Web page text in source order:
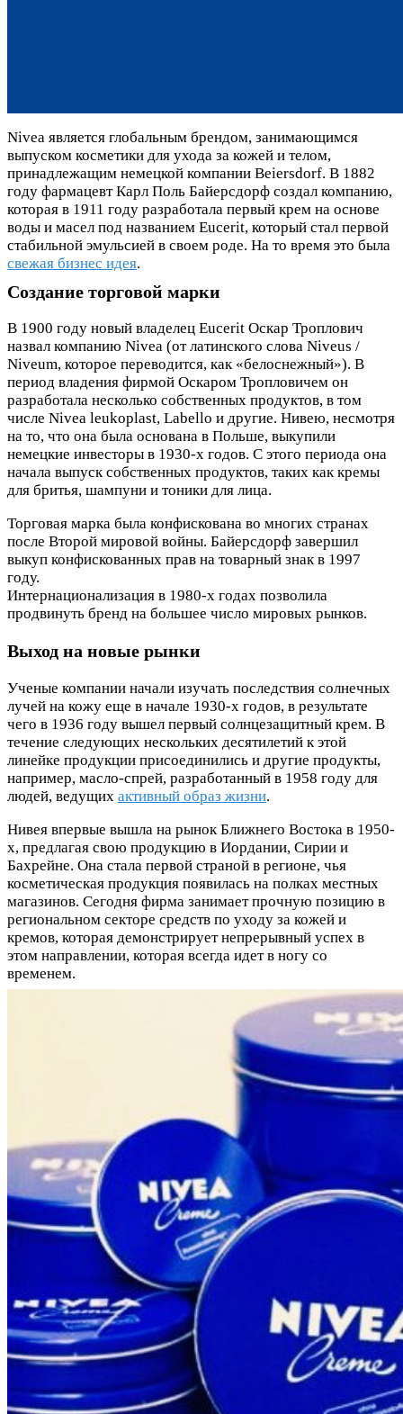
Nivea является глобальным брендом, занимающимся
выпуском косметики для ухода за кожей и телом,
принадлежащим немецкой компании Beiersdorf. В 1882
году фармацевт Карл Поль Байерсдорф создал компанию,
которая в 1911 году разработала первый крем на основе
воды и масел под названием Eucerit, который стал первой
стабильной эмульсией в своем роде. На то время это была
свежая бизнес идея.
Создание торговой марки
В 1900 году новый владелец Eucerit Оскар Троплович
назвал компанию Nivea (от латинского слова Niveus /
Niveum, которое переводится, как «белоснежный»). В
период владения фирмой Оскаром Тропловичем он
разработала несколько собственных продуктов, в том
числе Nivea leukoplast, Labello и другие. Нивею, несмотря
на то, что она была основана в Польше, выкупили
немецкие инвесторы в 1930-х годов. С этого периода она
начала выпуск собственных продуктов, таких как кремы
для бритья, шампуни и тоники для лица.
Торговая марка была конфискована во многих странах
после Второй мировой войны. Байерсдорф завершил
выкуп конфискованных прав на товарный знак в 1997
году.
Интернационализация в 1980-х годах позволила
продвинуть бренд на большее число мировых рынков.
Выход на новые рынки
Ученые компании начали изучать последствия солнечных
лучей на кожу еще в начале 1930-х годов, в результате
чего в 1936 году вышел первый солнцезащитный крем. В
течение следующих нескольких десятилетий к этой
линейке продукции присоединились и другие продукты,
например, масло-спрей, разработанный в 1958 году для
людей, ведущих активный образ жизни.
Нивея впервые вышла на рынок Ближнего Востока в 1950-
х, предлагая свою продукцию в Иордании, Сирии и
Бахрейне. Она стала первой страной в регионе, чья
косметическая продукция появилась на полках местных
магазинов. Сегодня фирма занимает прочную позицию в
региональном секторе средств по уходу за кожей и
кремов, которая демонстрирует непрерывный успех в
этом направлении, которая всегда идет в ногу со
временем.